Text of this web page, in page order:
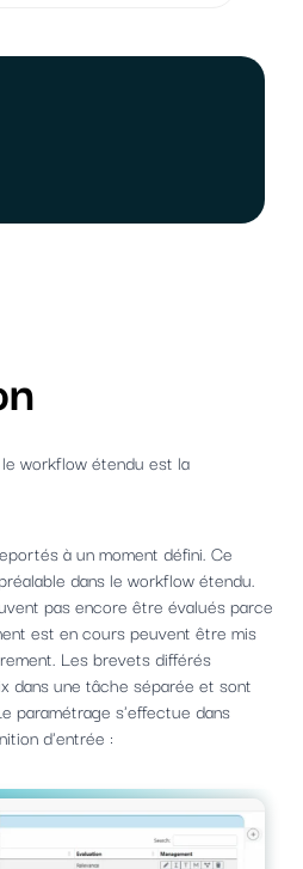
workflow étendu est la
à un moment défini. Ce
dans le workflow étendu.
pas encore être évalués parce
est en cours peuvent être mis
Les brevets différés
dans une tâche séparée et sont
paramétrage s'effectue dans
d'entrée :